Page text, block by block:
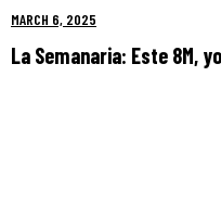
MARCH 6, 2025
La Semanaria: Este 8M,